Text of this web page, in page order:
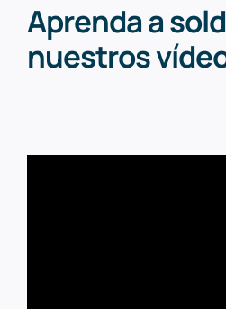
Aprenda a
nuestros